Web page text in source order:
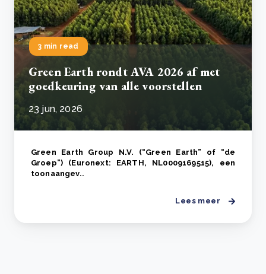
3 min read
Green Earth rondt AVA 2026 af met
goedkeuring van alle voorstellen
23 jun, 2026
Green Earth Group N.V. (“Green Earth” of “de
Groep”) (Euronext: EARTH, NL0009169515), een
toonaangev..
Lees meer